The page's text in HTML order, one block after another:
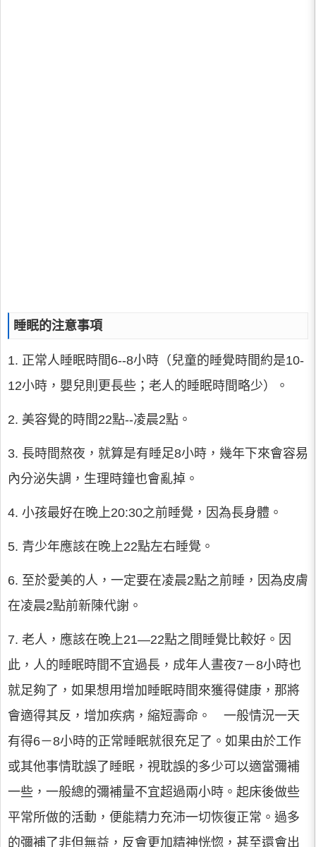
睡眠的注意事項
1. 正常人睡眠時間6--8小時（兒童的睡覺時間約是10-
12小時，嬰兒則更長些；老人的睡眠時間略少）。
2. 美容覺的時間22點--凌晨2點。
3. 長時間熬夜，就算是有睡足8小時，幾年下來會容易
內分泌失調，生理時鐘也會亂掉。
4. 小孩最好在晚上20:30之前睡覺，因為長身體。
5. 青少年應該在晚上22點左右睡覺。
6. 至於愛美的人，一定要在凌晨2點之前睡，因為皮膚
在凌晨2點前新陳代謝。
7. 老人，應該在晚上21—22點之間睡覺比較好。因
此，人的睡眠時間不宜過長，成年人晝夜7－8小時也
就足夠了，如果想用增加睡眠時間來獲得健康，那將
會適得其反，增加疾病，縮短壽命。 一般情況一天
有得6－8小時的正常睡眠就很充足了。如果由於工作
或其他事情耽誤了睡眠，視耽誤的多少可以適當彌補
一些，一般總的彌補量不宜超過兩小時。起床後做些
平常所做的活動，便能精力充沛一切恢復正常。過多
的彌補了非但無益，反會更加精神恍惚，甚至還會出